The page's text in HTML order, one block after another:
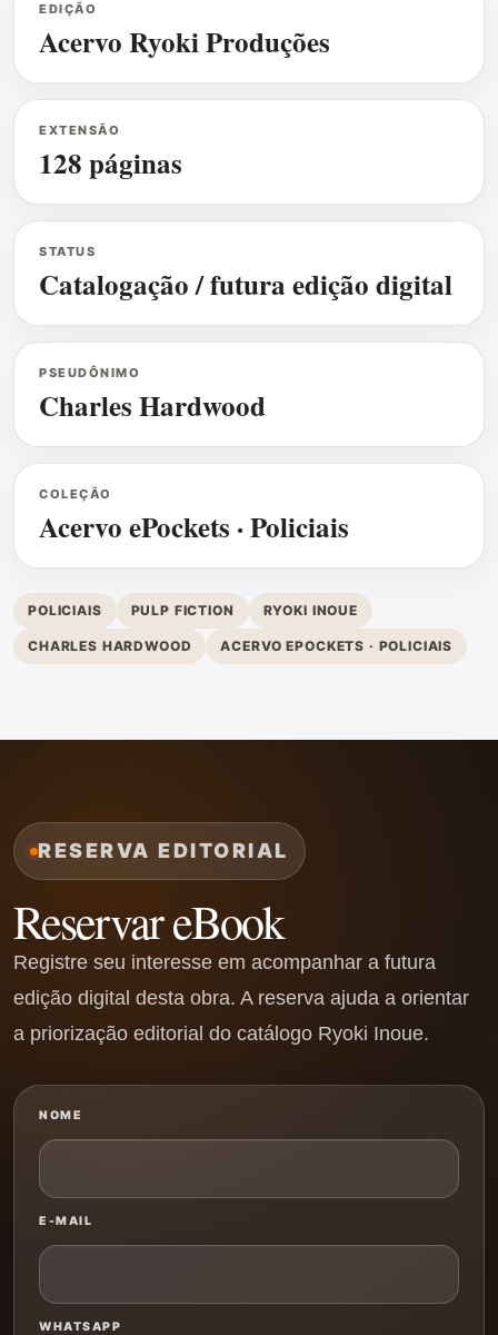
EDIÇÃO
Acervo Ryoki Produções
EXTENSÃO
128 páginas
STATUS
Catalogação / futura edição digital
PSEUDÔNIMO
Charles Hardwood
COLEÇÃO
Acervo ePockets · Policiais
POLICIAIS PULP FICTION RYOKI INOUE
CHARLES HARDWOOD ACERVO EPOCKETS · POLICIAIS
RESERVA EDITORIAL
Reservar eBook
Registre seu interesse em acompanhar a futura
edição digital desta obra. A reserva ajuda a orientar
a priorização editorial do catálogo Ryoki Inoue.
NOME
E-MAIL
WHATSAPP